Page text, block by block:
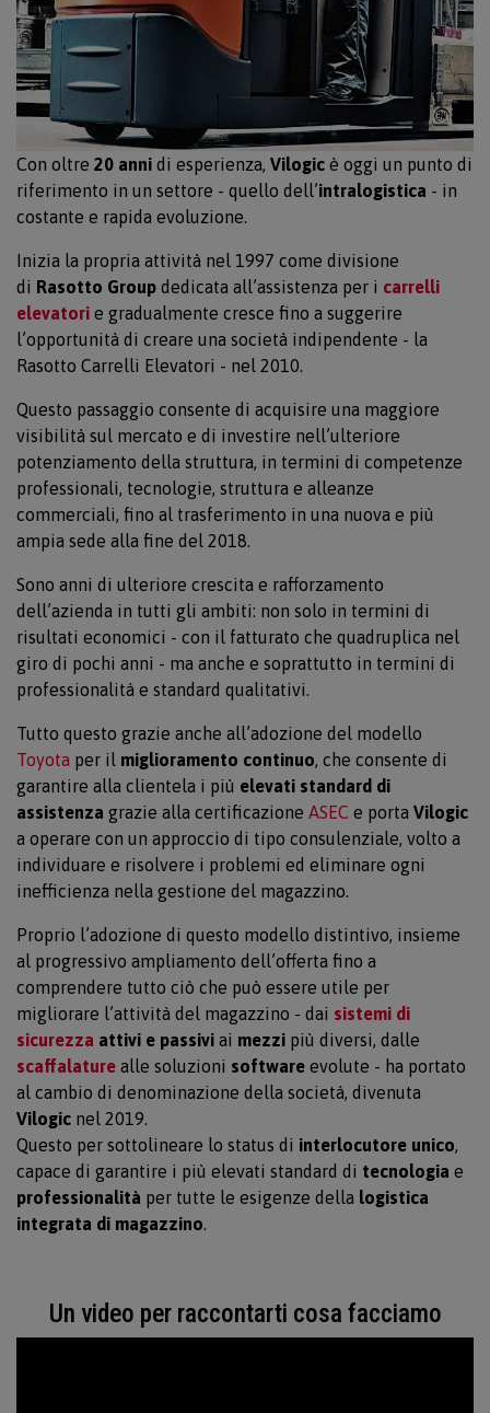
Con oltre 20 anni di esperienza, Vilogic è oggi un punto di
riferimento in un settore - quello dell’intralogistica - in
costante e rapida evoluzione.
Inizia la propria attività nel 1997 come divisione
di Rasotto Group dedicata all’assistenza per i carrelli
elevatori e gradualmente cresce fino a suggerire
l’opportunità di creare una società indipendente - la
Rasotto Carrelli Elevatori - nel 2010.
Questo passaggio consente di acquisire una maggiore
visibilità sul mercato e di investire nell’ulteriore
potenziamento della struttura, in termini di competenze
professionali, tecnologie, struttura e alleanze
commerciali, fino al trasferimento in una nuova e più
ampia sede alla fine del 2018.
Sono anni di ulteriore crescita e rafforzamento
dell’azienda in tutti gli ambiti: non solo in termini di
risultati economici - con il fatturato che quadruplica nel
giro di pochi anni - ma anche e soprattutto in termini di
professionalità e standard qualitativi.
Tutto questo grazie anche all’adozione del modello
Toyota per il miglioramento continuo, che consente di
garantire alla clientela i più elevati standard di
assistenza grazie alla certificazione ASEC e porta Vilogic
a operare con un approccio di tipo consulenziale, volto a
individuare e risolvere i problemi ed eliminare ogni
inefficienza nella gestione del magazzino.
Proprio l’adozione di questo modello distintivo, insieme
al progressivo ampliamento dell’offerta fino a
comprendere tutto ciò che può essere utile per
migliorare l’attività del magazzino - dai sistemi di
sicurezza attivi e passivi ai mezzi più diversi, dalle
scaffalature alle soluzioni software evolute - ha portato
al cambio di denominazione della società, divenuta
Vilogic nel 2019.
Questo per sottolineare lo status di interlocutore unico,
capace di garantire i più elevati standard di tecnologia e
professionalità per tutte le esigenze della logistica
integrata di magazzino.
Un video per raccontarti cosa facciamo